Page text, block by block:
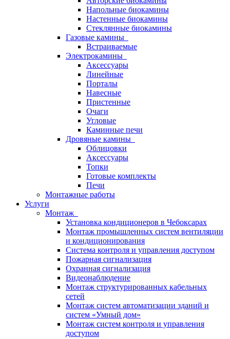
Напольные биокамины
Настенные биокамины
Стеклянные биокамины
Газовые камины
Встраиваемые
Электрокамины
Аксессуары
Линейные
Порталы
Навесные
Пристенные
Очаги
Угловые
Каминные печи
Дровяные камины
Облицовки
Аксессуары
Топки
Готовые комплекты
Печи
Монтажные работы
Услуги
Монтаж
Установка кондиционеров в Чебоксарах
Монтаж промышленных систем вентиляции
и кондиционирования
Система контроля и управления доступом
Пожарная сигнализация
Охранная сигнализация
Видеонаблюдение
Монтаж структурированных кабельных
сетей
Монтаж систем автоматизации зданий и
систем «Умный дом»
Монтаж систем контроля и управления
доступом